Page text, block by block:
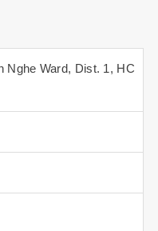
Nghe Ward, Dist. 1, HC